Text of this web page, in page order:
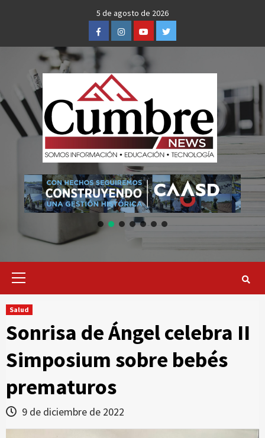
5 de agosto de 2026
FacebookInstagramYoutubeTwitter
Primary
Salud
Sonrisa de Ángel celebra II
Simposium sobre bebés
prematuros
9 de diciembre de 2022